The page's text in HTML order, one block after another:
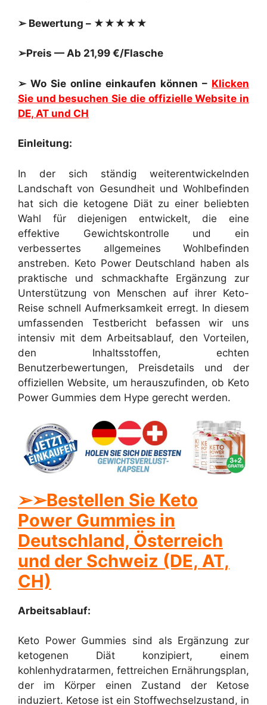
➢ Bewertung – ★★★★★
➢Preis — Ab 21,99 €/Flasche
➢ Wo Sie online einkaufen können – Klicken
Sie und besuchen Sie die offizielle Website in
DE, AT und CH
Einleitung:
In der sich ständig weiterentwickelnden
Landschaft von Gesundheit und Wohlbefinden
hat sich die ketogene Diät zu einer beliebten
Wahl für diejenigen entwickelt, die eine
effektive Gewichtskontrolle und ein
verbessertes allgemeines Wohlbefinden
anstreben. Keto Power Deutschland haben als
praktische und schmackhafte Ergänzung zur
Unterstützung von Menschen auf ihrer Keto-
Reise schnell Aufmerksamkeit erregt. In diesem
umfassenden Testbericht befassen wir uns
intensiv mit dem Arbeitsablauf, den Vorteilen,
den Inhaltsstoffen, echten
Benutzerbewertungen, Preisdetails und der
offiziellen Website, um herauszufinden, ob Keto
Power Gummies dem Hype gerecht werden.
➢➢Bestellen Sie Keto
Power Gummies in
Deutschland, Österreich
und der Schweiz (DE, AT,
CH)
Arbeitsablauf:
Keto Power Gummies sind als Ergänzung zur
ketogenen Diät konzipiert, einem
kohlenhydratarmen, fettreichen Ernährungsplan,
der im Körper einen Zustand der Ketose
induziert. Ketose ist ein Stoffwechselzustand, in